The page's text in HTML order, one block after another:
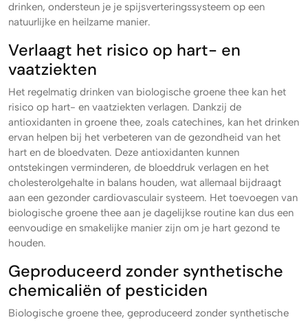
drinken, ondersteun je je spijsverteringssysteem op een
natuurlijke en heilzame manier.
Verlaagt het risico op hart- en
vaatziekten
Het regelmatig drinken van biologische groene thee kan het
risico op hart- en vaatziekten verlagen. Dankzij de
antioxidanten in groene thee, zoals catechines, kan het drinken
ervan helpen bij het verbeteren van de gezondheid van het
hart en de bloedvaten. Deze antioxidanten kunnen
ontstekingen verminderen, de bloeddruk verlagen en het
cholesterolgehalte in balans houden, wat allemaal bijdraagt
aan een gezonder cardiovasculair systeem. Het toevoegen van
biologische groene thee aan je dagelijkse routine kan dus een
eenvoudige en smakelijke manier zijn om je hart gezond te
houden.
Geproduceerd zonder synthetische
chemicaliën of pesticiden
Biologische groene thee, geproduceerd zonder synthetische